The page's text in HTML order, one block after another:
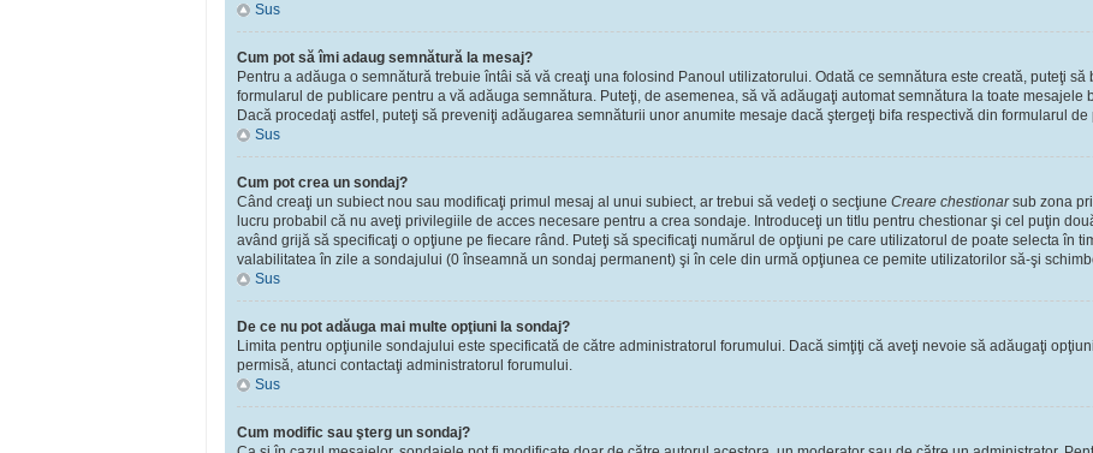
Sus
Cum pot să îmi adaug semnătură la mesaj?
Pentru a adăuga o semnătură trebuie întâi să vă creaţi una folosind Panoul utilizatorului. Odată ce semnătura este creată, puteţi
formularul de publicare pentru a vă adăuga semnătura. Puteţi, de asemenea, să vă adăugaţi automat semnătura la toate
Dacă procedaţi astfel, puteţi să preveniţi adăugarea semnăturii unor anumite mesaje dacă ştergeţi bifa respectivă din formularul de
Sus
Cum pot crea un sondaj?
Când creaţi un subiect nou sau modificaţi primul mesaj al unui subiect, ar trebui să vedeţi o secţiune Creare chestionarsub zona
lucru probabil că nu aveţi privilegiile de acces necesare pentru a crea sondaje. Introduceţi un titlu pentru chestionar şi cel puţin
având grijă să specificaţi o opţiune pe fiecare rând. Puteţi să specificaţi numărul de opţiuni pe care utilizatorul de poate selecta în
valabilitatea în zile a sondajului (0 înseamnă un sondaj permanent) şi în cele din urmă opţiunea ce pemite utilizatorilor să-şi
Sus
De ce nu pot adăuga mai multe opţiuni la sondaj?
Limita pentru opţiunile sondajului este specificată de către administratorul forumului. Dacă simţiţi că aveţi nevoie să adăugaţi
permisă, atunci contactaţi administratorul forumului.
Sus
Cum modific sau şterg un sondaj?